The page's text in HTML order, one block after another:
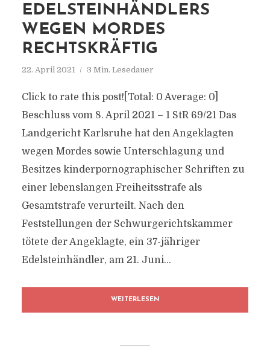
EDELSTEINHÄNDLERS
WEGEN MORDES
RECHTSKRÄFTIG
22. April 2021 3 Min. Lesedauer
Click to rate this post![Total: 0 Average: 0]
Beschluss vom 8. April 2021 – 1 StR 69/21 Das
Landgericht Karlsruhe hat den Angeklagten
wegen Mordes sowie Unterschlagung und
Besitzes kinderpornographischer Schriften zu
einer lebenslangen Freiheitsstrafe als
Gesamtstrafe verurteilt. Nach den
Feststellungen der Schwurgerichtskammer
tötete der Angeklagte, ein 37-jähriger
Edelsteinhändler, am 21. Juni...
WEITERLESEN